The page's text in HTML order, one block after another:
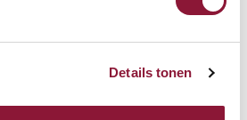
Details tonen
Inkl. MwSt.